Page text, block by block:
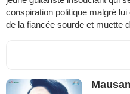
conspiration politique malgré
de la fiancée sourde et muette